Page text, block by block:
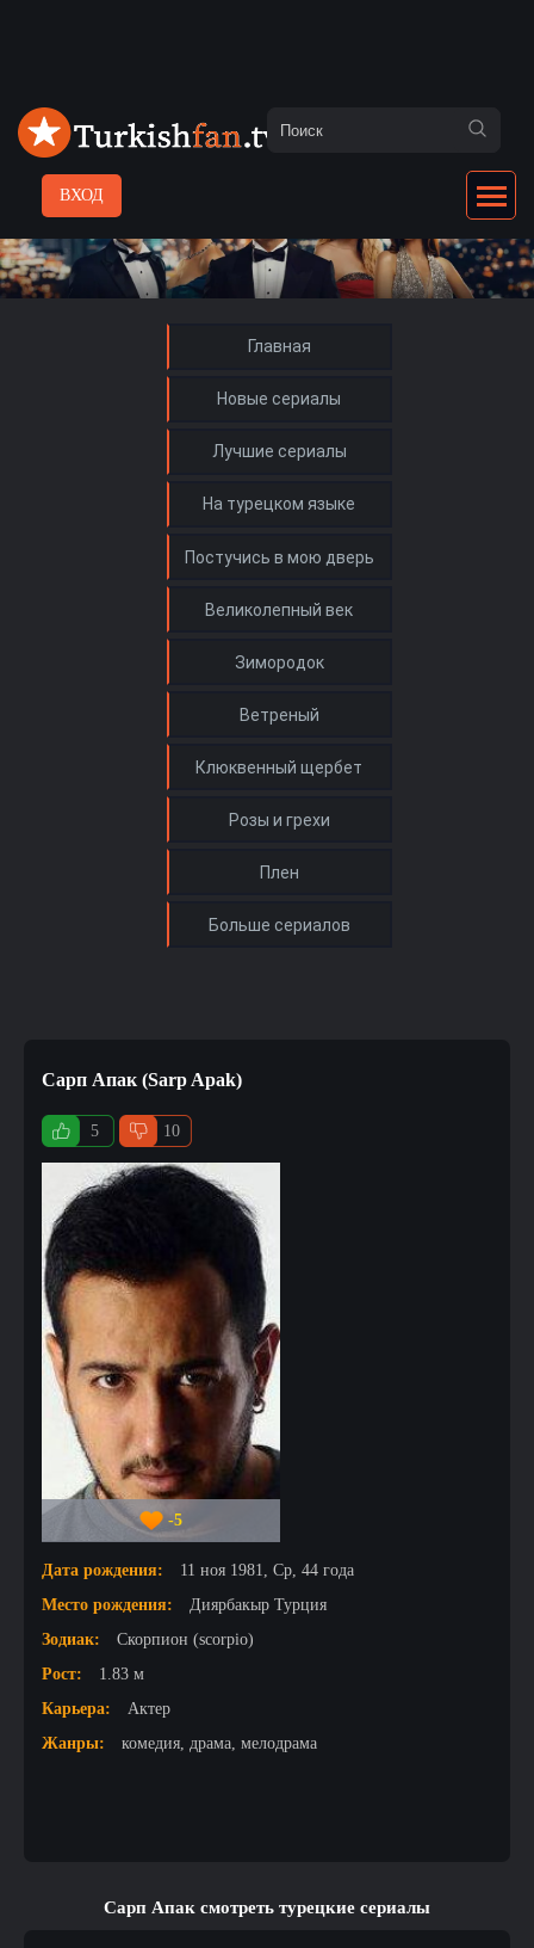
ВХОД
Главная
Новые сериалы
Лучшие сериалы
На турецком языке
Сарп Апак (Sarp Apak)
5 10
-5
Дата рождения:
11 ноя 1981, Ср, 44 года
Место рождения:
Диярбакыр Турция
Зодиак:
Скорпион (scorpio)
Рост:
1.83 м
Карьера:
Актер
Жанры:
комедия, драма, мелодрама
Сарп Апак смотреть турецкие сериалы